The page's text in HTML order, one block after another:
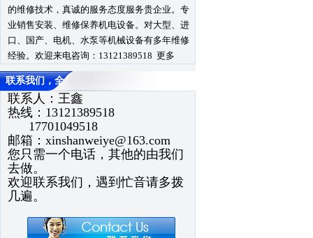
的维修技术，真诚的服务态度服务贵企业。专
业销售安装、维修保养机电设备。对大型、进
口、国产、电机、水泵等机械设备有多年维修
经验。欢迎来电咨询：13121389518 更多
联系我们，全
联系人：王鑫
热线：13121389518
17701049518
邮箱： xinshanweiye@163.com
您只需一个电话，其他的由我们
去做。
欢迎联系我们，遇到忙音请多拨
几遍。